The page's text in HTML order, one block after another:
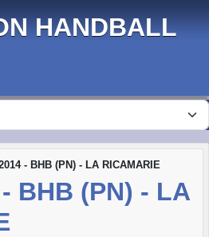
HANDBALL
- BHB (PN) - LA RICAMARIE
BHB (PN) - LA